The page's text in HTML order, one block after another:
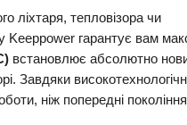
ліхтаря, тепловізора чи
Keeppower гарантує вам
встановлює абсолютно
ніж попередні покоління